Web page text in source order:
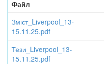
Файл
Зміст_Liverpool_13-
15.11.25.pdf
Тези_Liverpool_13-
15.11.25.pdf